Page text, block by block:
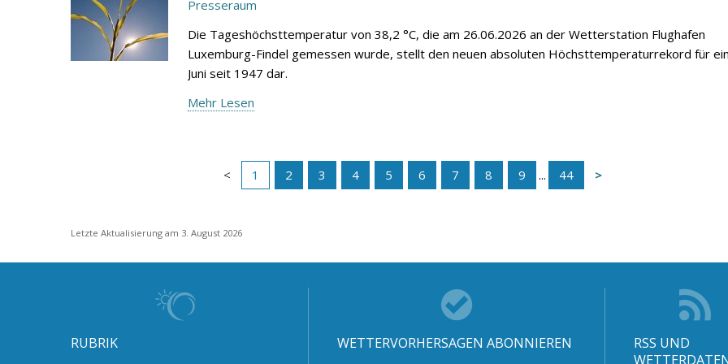
Presseraum
Die Tageshöchsttemperatur von 38,2 °C, die am 26.06.2026 an der Wetterstation Flughafen
Luxemburg-Findel gemessen wurde, stellt den neuen absoluten Höchsttemperaturrekord für
Juni seit 1947 dar.
Mehr Lesen
1 2 3 4 5 6 7 8 9 ... 44
Letzte Aktualisierung am 3. August 2026
RUBRIK WETTERVORHERSAGEN ABONNIEREN
RSS UND